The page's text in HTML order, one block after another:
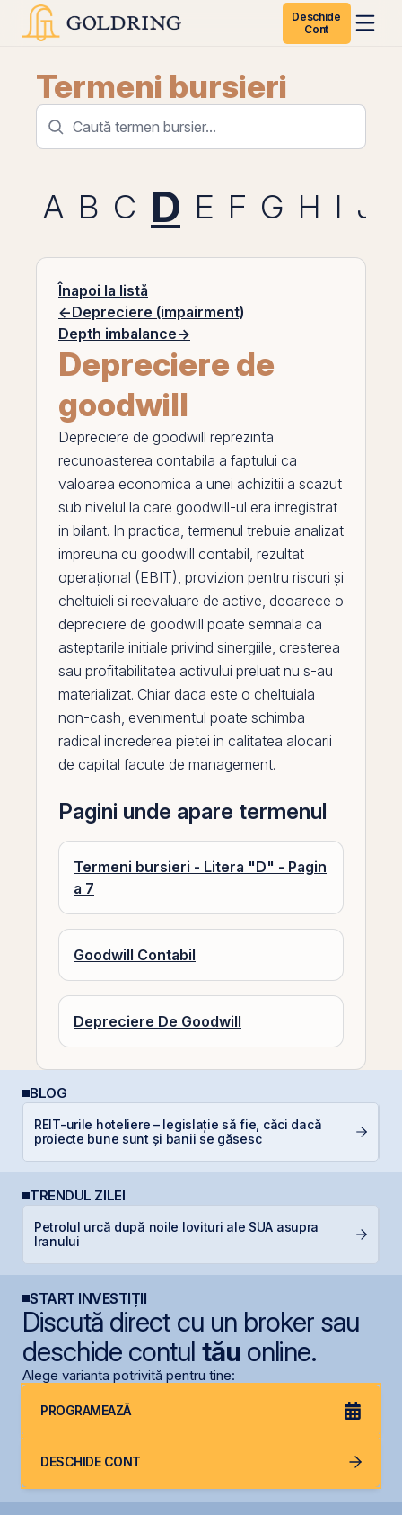
Deschide
Cont
Termeni bursieri
A B C D E F G H I J
Înapoi la listă
←Depreciere (impairment)
Depth imbalance→
Depreciere de
goodwill
Depreciere de goodwill reprezinta
recunoasterea contabila a faptului ca
valoarea economica a unei achizitii a scazut
sub nivelul la care goodwill-ul era inregistrat
in bilant. In practica, termenul trebuie analizat
impreuna cu goodwill contabil, rezultat
operațional (EBIT), provizion pentru riscuri și
cheltuieli si reevaluare de active, deoarece o
depreciere de goodwill poate semnala ca
asteptarile initiale privind sinergiile, cresterea
sau profitabilitatea activului preluat nu s-au
materializat. Chiar daca este o cheltuiala
non-cash, evenimentul poate schimba
radical increderea pietei in calitatea alocarii
de capital facute de management.
Pagini unde apare termenul
Termeni bursieri - Litera "D" - Pagin
a 7
Goodwill Contabil
Depreciere De Goodwill
BLOG
REIT-urile hoteliere – legislație să fie, căci dacă
proiecte bune sunt și banii se găsesc
TRENDUL ZILEI
Petrolul urcă după noile lovituri ale SUA asupra
Iranului
START INVESTIȚII
Discută direct cu un broker sau
deschide contul tăuonline.
Alege varianta potrivită pentru tine:
PROGRAMEAZĂ
DESCHIDE CONT